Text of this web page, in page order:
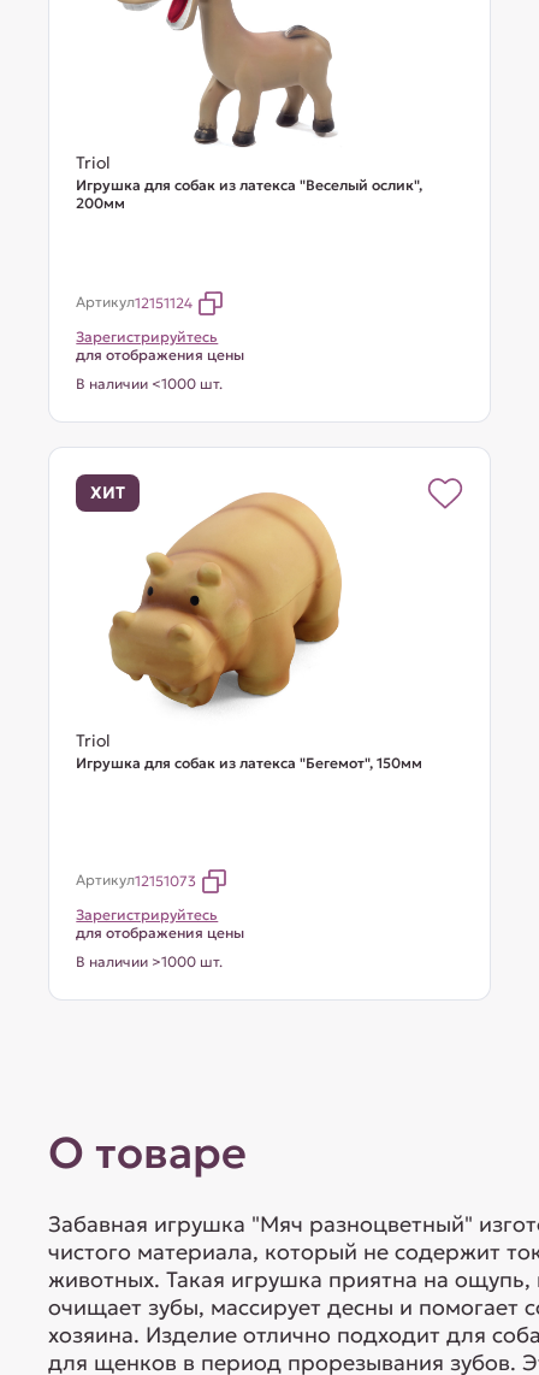
Triol
Игрушка для собак из латекса "Веселый ослик",
200мм
Артикул12151124
Зарегистрируйтесь
для отображения цены
В наличии <1000 шт.
ХИТ
Triol
Игрушка для собак из латекса "Бегемот", 150мм
Артикул12151073
Зарегистрируйтесь
для отображения цены
В наличии >1000 шт.
О товаре
Забавная игрушка "Мяч разноцветный"
чистого материала, который не содержит
животных. Такая игрушка приятна на
очищает зубы, массирует десны и помогает
хозяина. Изделие отлично подходит для
для щенков в период прорезывания зубов.